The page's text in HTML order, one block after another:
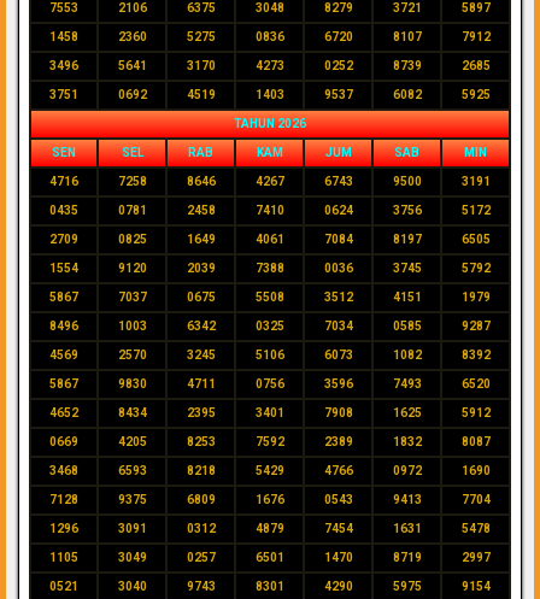
7553 2106 6375 3048 8279 3721 5897
1458 2360 5275 0836 6720 8107 7912
3496 5641 3170 4273 0252 8739 2685
3751 0692 4519 1403 9537 6082 5925
TAHUN 2026
SEN SEL RAB KAM JUM SAB MIN
4716 7258 8646 4267 6743 9500 3191
0435 0781 2458 7410 0624 3756 5172
2709 0825 1649 4061 7084 8197 6505
1554 9120 2039 7388 0036 3745 5792
5867 7037 0675 5508 3512 4151 1979
8496 1003 6342 0325 7034 0585 9287
4569 2570 3245 5106 6073 1082 8392
5867 9830 4711 0756 3596 7493 6520
4652 8434 2395 3401 7908 1625 5912
0669 4205 8253 7592 2389 1832 8087
3468 6593 8218 5429 4766 0972 1690
7128 9375 6809 1676 0543 9413 7704
1296 3091 0312 4879 7454 1631 5478
1105 3049 0257 6501 1470 8719 2997
0521 3040 9743 8301 4290 5975 9154